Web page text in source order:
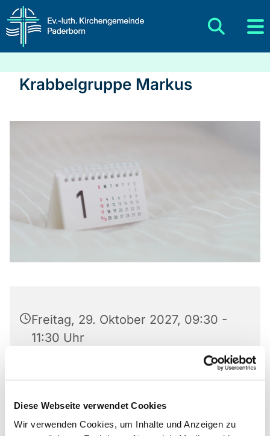
Diese Webseite verwendet Cookies
Wir verwenden Cookies, um Inhalte und Anzeigen zu
Krabbelgruppe Markus
Freitag, 29. Oktober 2027, 09:30 -
11:30 Uhr
33098 Paderborn